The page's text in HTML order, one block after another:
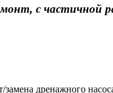
с частичной
замена дренажного